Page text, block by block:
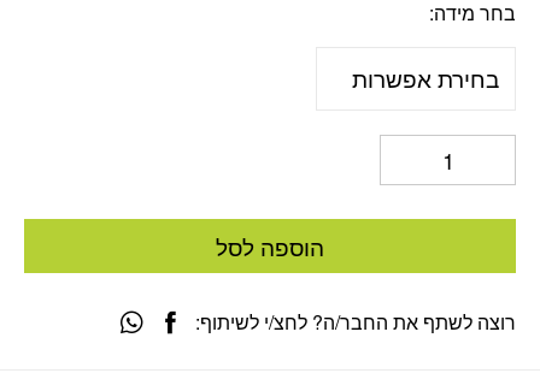
בחר מידה
הוספה לסל
רוצה לשתף את החבר/ה? לחצ/י לשיתוף: